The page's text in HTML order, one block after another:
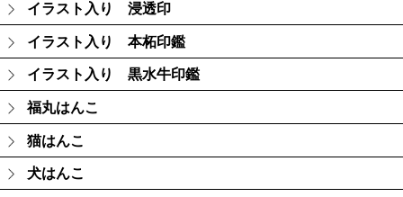
イラスト入り 浸透印
イラスト入り 本柘印鑑
イラスト入り 黒水牛印鑑
福丸はんこ
猫はんこ
犬はんこ